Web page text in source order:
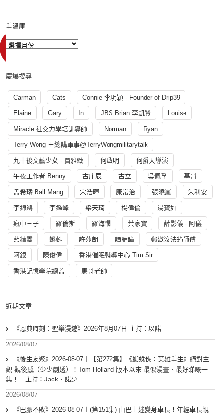
重溫庫
慶爆搜尋
Carman Cats Connie 李玥穎 - Founder of Drip39
Elaine Gary In JBS Brian 李凱賢 Louise
Miracle 社交力學培訓導師 Norman Ryan
Terry Wong 王總講軍事@TerryWongmilitarytalk
九十後文藝少女 - 賈雅緻 何啟明 何爵天導演
午夜工作者 Benny 古庄辰 古立 吳佩孚 基哥
孟希璘 Ball Mang 宋浩暉 康常治 張曉嵐 朱利安
李錦鴻 李鑑峰 梁天琦 楊偉倫 湯寳如
瘋中三子 羅倫斯 羅海憫 葉家寶 薛影儀 - 阿儀
藍精靈 蝌蚪 許莎朗 譚雁瞳 鄭遨汶法筠師傅
阿銀 陳俊偉 香港催眠輔導中心 Tim Sir
香港記憶學院總監 馬哥老師
近期文章
《恩典時刻：聖樂漫遊》2026年8月07日 主持：以諾
2026/08/07
《後生友聚》2026-08-07︱【第272集】《蜘蛛俠：英雄重生》絕對主
觀 觀後感（少少劇透）！Tom Holland 版本以來 最似漫畫、最好睇嘅一
集！｜主持：Jack、諾少
2026/08/07
《巴膠不敗》2026-08-07︱(第151集) 由巴士迷變身車長！年輕車長親